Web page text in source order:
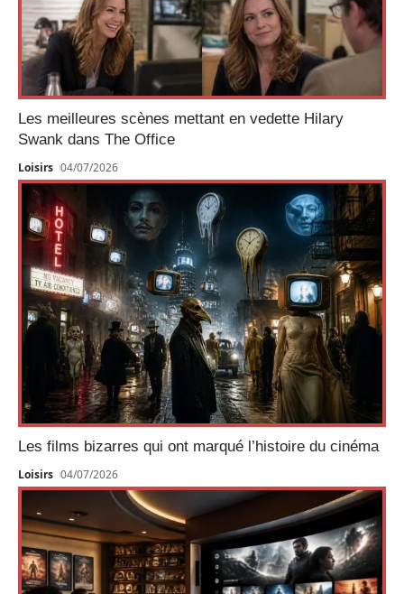
Les meilleures scènes mettant en vedette Hilary
Swank dans The Office
Loisirs 04/07/2026
Les films bizarres qui ont marqué l’histoire du cinéma
Loisirs 04/07/2026